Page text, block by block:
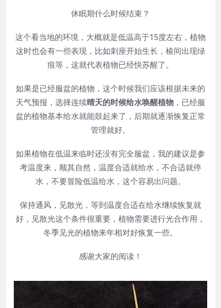
休眠期什么时候结束？
这个看当地的环境，大概就是低温高于15度左右，植物
这时也会有一些表现，比如刺座开始生长，棱间出现绿
痕等，这就代表植物已经快苏醒了。
如果是已经服盆的植物，这个时候我们应该根据未来的
天气预报，选择连续晴天的时候给水唤醒植物 ，已经服
盆的植物基本给水就能鼓起来了，后期就逐渐恢复正常
管理就好。
如果植物在低温来临时还没有完全服盆，我的建议是参
考温度来，顺其自然，温度合适就给水，不合适就停
水，不要冒险低温给水，这个容易出问题。
保持通风，见散光，等到温度合适在给水继续恢复就
好，见散光这个条件很重要，植物需要进行光合作用，
冬季见光的植物来年相对好恢复一些。
感谢大家的阅读！